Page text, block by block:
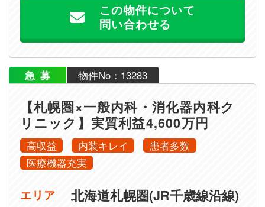
この物件について
問い合わせる
急募 物件No：13283
【札幌圏×一般内科・消化器内科ク
リニック】実質利益4,600万円
高収益 内装キレイ
患者多数
医療機器充実
エリア 北海道札幌圏(JR千歳線沿線)